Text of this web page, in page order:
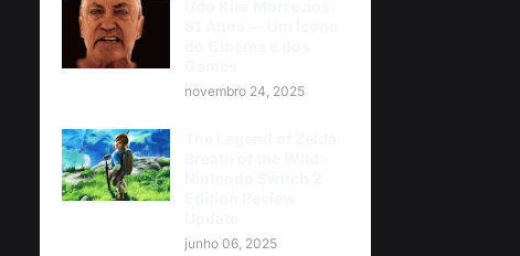
novembro 24, 2025
junho 06, 2025